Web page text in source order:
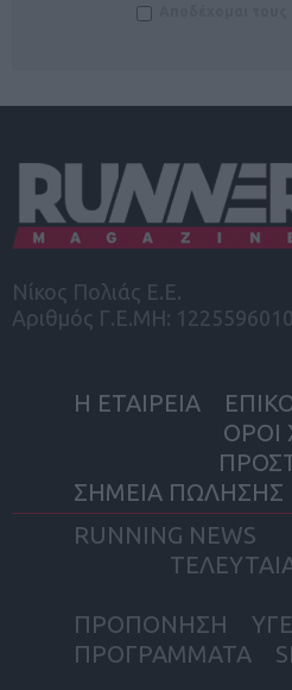
Νίκος Πολιάς Ε.Ε.
Αριθμός Γ.Ε.ΜΗ:
Η ΕΤΑΙΡΕΙΑ
ΟΡΟΙ
ΣΗΜΕΙΑ ΠΩΛΗΣΗΣ
RUNNING NEWS
ΠΡΟΠΟΝΗΣΗ
ΠΡΟΓΡΑΜΜΑΤΑ